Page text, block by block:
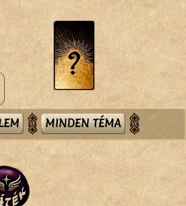
MINDEN TÉMA